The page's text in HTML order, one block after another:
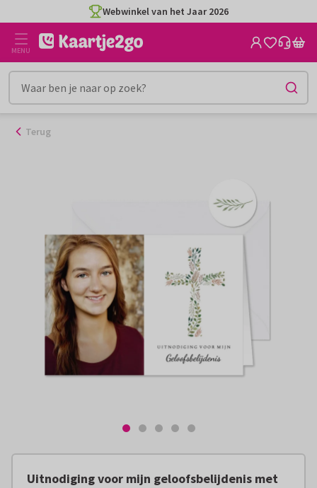
naar
inhoud
Webwinkel van het Jaar 2026
MENU
Terug
Uitnodiging voor mijn geloofsbelijdenis met